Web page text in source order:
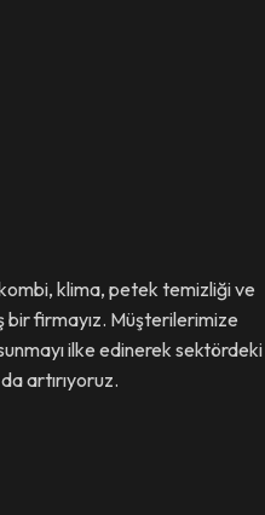
klima, petek temizliği ve
bir firmayız. Müşterilerimize
ilke edinerek sektördeki
artırıyoruz.